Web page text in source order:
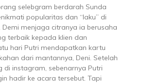
selebgram berdarah Sunda
popularitas dan “laku” di
menjaga citranya ia berusaha
terbaik kepada klien dan
hari Putri mendapatkan kartu
dari mantannya, Deni. Setelah
di instagram, sebenarnya Putri
hadir ke acara tersebut. Tapi